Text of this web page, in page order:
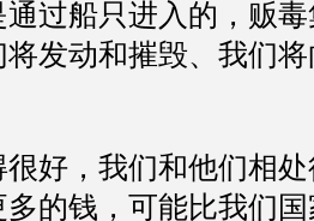
通过船只进入的，贩
发动和摧毁、我们
好，我们和他们相
的钱，可能比我们